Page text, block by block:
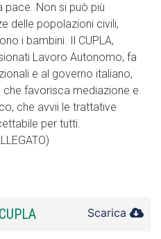
pace. Non si può più
delle popolazioni civili,
i bambini. Il CUPLA,
Lavoro Autonomo, fa
e al governo italiano,
favorisca mediazione e
che avvii le trattative
per tutti.
Scarica